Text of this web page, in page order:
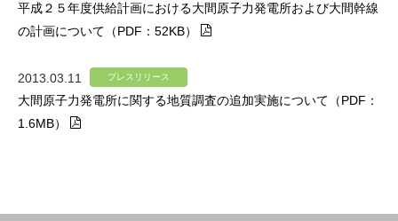
平成２５年度供給計画における大間原子力発電所および大間幹線
の計画について（PDF：52KB）
2013.03.11 プレスリリース
大間原子力発電所に関する地質調査の追加実施について（PDF：
1.6MB）